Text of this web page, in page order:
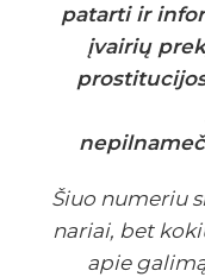
patarti ir
įvairių
Šiuo numeriu
nariai, bet
apie